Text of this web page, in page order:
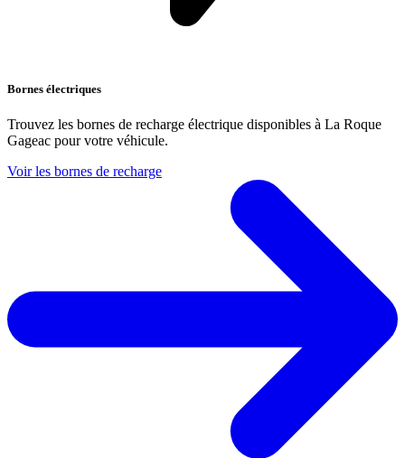
Bornes électriques
Trouvez les bornes de recharge électrique disponibles à La Roque
Gageac pour votre véhicule.
Voir les bornes de recharge